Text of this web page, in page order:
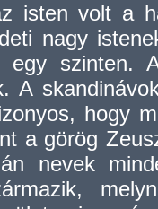
isten volt a
nagy
egy szinten.
A
hogy
a görög
nevek